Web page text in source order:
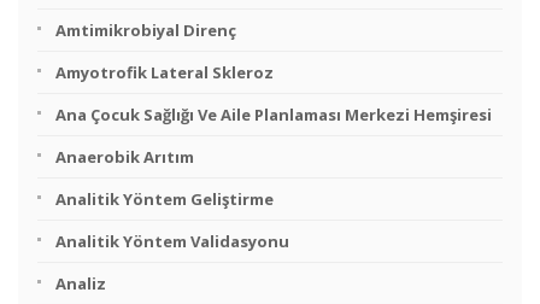
Amtimikrobiyal Direnç
Amyotrofik Lateral Skleroz
Ana Çocuk Sağlığı Ve Aile Planlaması Merkezi Hemşiresi
Anaerobik Arıtım
Analitik Yöntem Geliştirme
Analitik Yöntem Validasyonu
Analiz